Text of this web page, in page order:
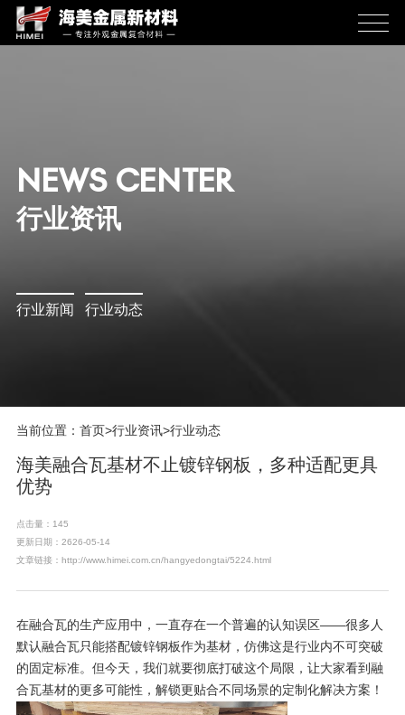
NEWS CENTER
行业资讯
行业新闻 行业动态
当前位置： 首页 >行业资讯>行业动态
海美融合瓦基材不止镀锌钢板，多种适配更具
优势
点击量：145
更新日期：2626-05-14
文章链接：http://www.himei.com.cn/hangyedongtai/5224.html
在融合瓦的生产应用中，一直存在一个普遍的认知误区——很多人
默认融合瓦只能搭配镀锌钢板作为基材，仿佛这是行业内不可突破
的固定标准。但今天，我们就要彻底打破这个局限，让大家看到融
合瓦基材的更多可能性，解锁更贴合不同场景的定制化解决方案！